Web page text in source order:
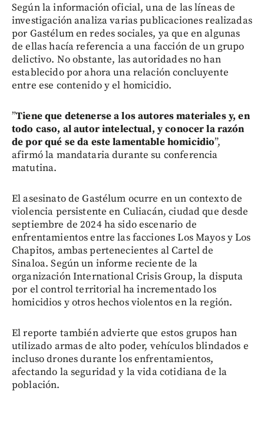
Según la información oficial, una de las líneas de
investigación analiza varias publicaciones realizadas
por Gastélum en redes sociales, ya que en algunas
de ellas hacía referencia a una facción de un grupo
delictivo. No obstante, las autoridades no han
establecido por ahora una relación concluyente
entre ese contenido y el homicidio.
”Tiene que detenerse a los autores materiales y, en
todo caso, al autor intelectual, y conocer la razón
de por qué se da este lamentable homicidio”,
afirmó la mandataria durante su conferencia
matutina.
El asesinato de Gastélum ocurre en un contexto de
violencia persistente en Culiacán, ciudad que desde
septiembre de 2024 ha sido escenario de
enfrentamientos entre las facciones Los Mayos y Los
Chapitos, ambas pertenecientes al Cartel de
Sinaloa. Según un informe reciente de la
organización International Crisis Group, la disputa
por el control territorial ha incrementado los
homicidios y otros hechos violentos en la región.
El reporte también advierte que estos grupos han
utilizado armas de alto poder, vehículos blindados e
incluso drones durante los enfrentamientos,
afectando la seguridad y la vida cotidiana de la
población.